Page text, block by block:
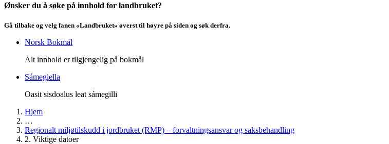
Ønsker du å søke på innhold for landbruket?
Gå tilbake og velg fanen «Landbruket» øverst til høyre på siden og søk derfra.
Norsk Bokmål
Alt innhold er tilgjengelig på bokmål
Sámegiella
Oasit sisdoalus leat sámegilli
Hjem
…
Regionalt miljøtilskudd i jordbruket (RMP) – forvaltningsansvar og saksbehandling
2. Viktige datoer